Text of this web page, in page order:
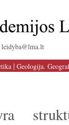
| Geologija.